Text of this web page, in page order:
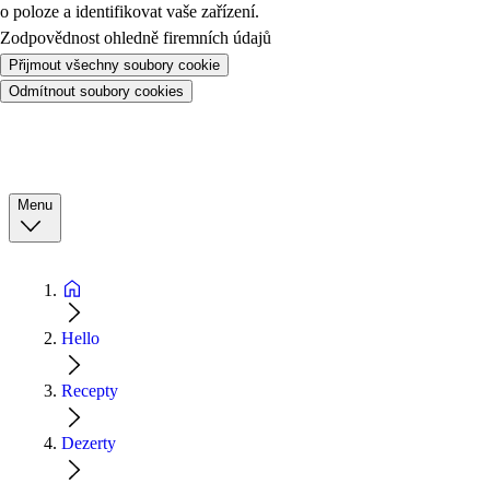
o poloze a identifikovat vaše zařízení.
Zodpovědnost ohledně firemních údajů
Přijmout všechny soubory cookie
Odmítnout soubory cookies
Menu
Hello
Recepty
Dezerty